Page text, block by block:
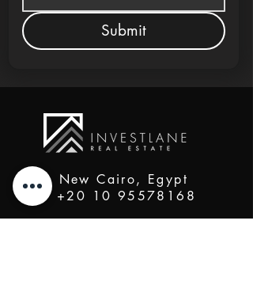
Submit
New Cairo, Egypt
+20 10 95578168